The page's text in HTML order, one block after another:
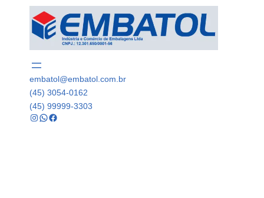
embatol@embatol.com.br
(45) 3054-0162
(45) 99999-3303
Instagram WhatsApp Facebook